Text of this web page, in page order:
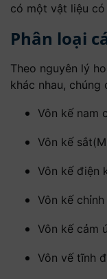
có một vật liệu
Phân loại
Theo nguyên lý
khác nhau, chúng
Vôn kế nam
Vôn kế
Vôn kế điện
Vôn kế chỉnh
Vôn kế cảm
Vôn vế tĩnh